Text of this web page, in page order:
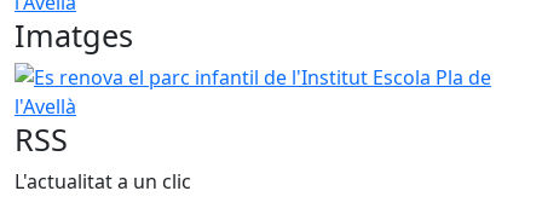
Imatges
Es renova el parc infantil de l'Institut Escola Pla de l'Avellà
RSS
L'actualitat a un clic